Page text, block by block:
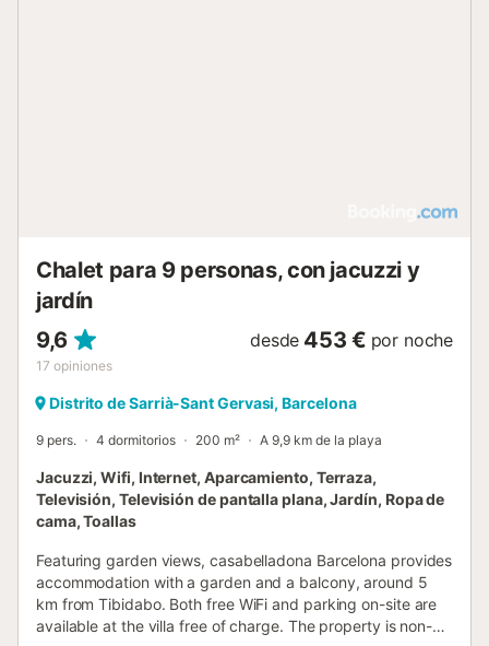
Chalet para 9 personas, con jacuzzi y
jardín
9,6
17 opiniones
desde 453 € por noche
Distrito de Sarrià-Sant Gervasi, Barcelona
9 pers. 4 dormitorios 200 m² A 9,9 km de la playa
Jacuzzi, Wifi, Internet, Aparcamiento, Terraza,
Televisión, Televisión de pantalla plana, Jardín, Ropa de
cama, Toallas
Featuring garden views, casabelladona Barcelona provides
accommodation with a garden and a balcony, around 5
km from Tibidabo. Both free WiFi and parking on-site are
available at the villa free of charge. The property is non-